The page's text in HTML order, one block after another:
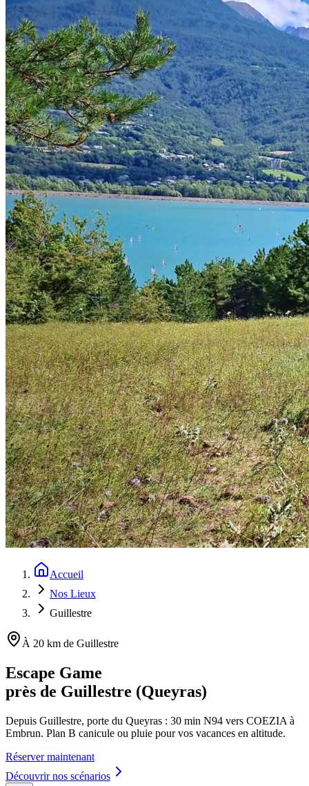
Accueil
Nos Lieux
Guillestre
À 20 km de Guillestre
Escape Game
près de Guillestre (Queyras)
Depuis Guillestre, porte du Queyras : 30 min N94 vers COEZIA à
Embrun. Plan B canicule ou pluie pour vos vacances en altitude.
Réserver maintenant
Découvrir nos scénarios